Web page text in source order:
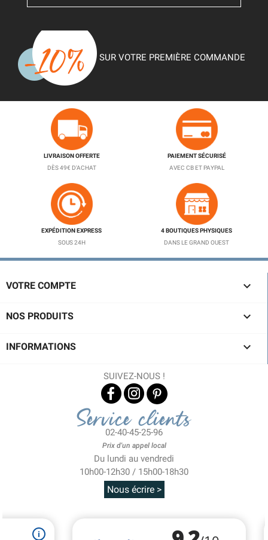
SUR VOTRE PREMIÈRE COMMANDE
LIVRAISON OFFERTE
DÈS 49€ D'ACHAT
PAIEMENT SÉCURISÉ
AVEC CB ET PAYPAL
EXPÉDITION EXPRESS
SOUS 24H
4 BOUTIQUES PHYSIQUES
DANS LE GRAND OUEST
VOTRE COMPTE 
NOS PRODUITS 
INFORMATIONS 
SUIVEZ-NOUS !
Service clients
02-40-45-25-96
Prix d'un appel local
Du lundi au vendredi
10h00-12h30 / 15h00-18h30
Nous écrire >